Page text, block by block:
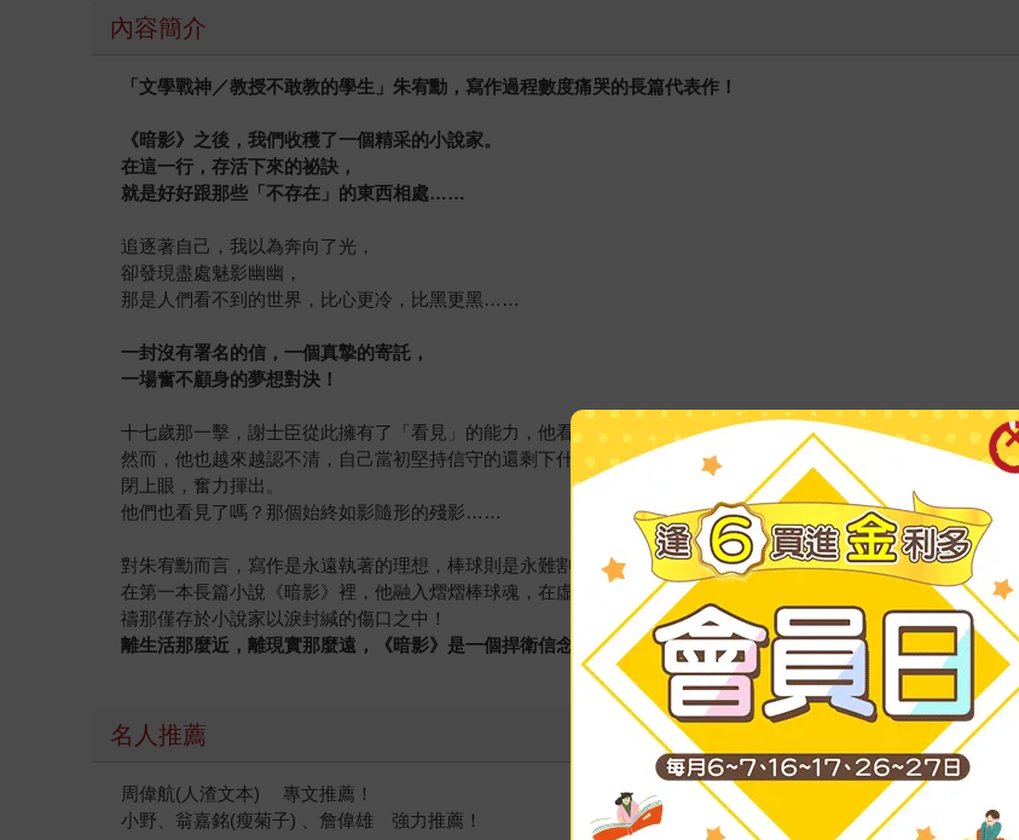
內容簡介
「文學戰神／教授不敢教的學生」朱宥勳，寫作過程數度痛哭的長篇代表作！
《暗影》之後，我們收穫了一個精采的小說家。
在這一行，存活下來的祕訣，
就是好好跟那些「不存在」的東西相處……
追逐著自己，我以為奔向了光，
卻發現盡處魅影幽幽，
那是人們看不到的世界，比心更冷，比黑更黑……
一封沒有署名的信，一個真摯的寄託，
一場奮不顧身的夢想對決！
十七歲那一擊，謝士臣從此擁有了「看見」的能力，他看盡在球場上必須看到的──包括了那些不存在的。
然而，他也越來越認不清，自己當初堅持信守的還剩下什麼。
閉上眼，奮力揮出。
他們也看見了嗎？那個始終如影隨形的殘影……
對朱宥勳而言，寫作是永遠執著的理想，棒球則是永難割捨的熱情。
在第一本長篇小說《暗影》裡，他融入熠熠棒球魂，在虛與實的辯證中，深入刻劃台灣職棒簽賭及放水疑雲，
禱那僅存於小說家以淚封緘的傷口之中！
離生活那麼近，離現實那麼遠，《暗影》是一個捍衛信念的故事──關於夢想，關於幻滅，關於人生。
名人推薦
周偉航(人渣文本) 專文推薦！
小野、翁嘉銘(瘦菊子) 、詹偉雄 強力推薦！